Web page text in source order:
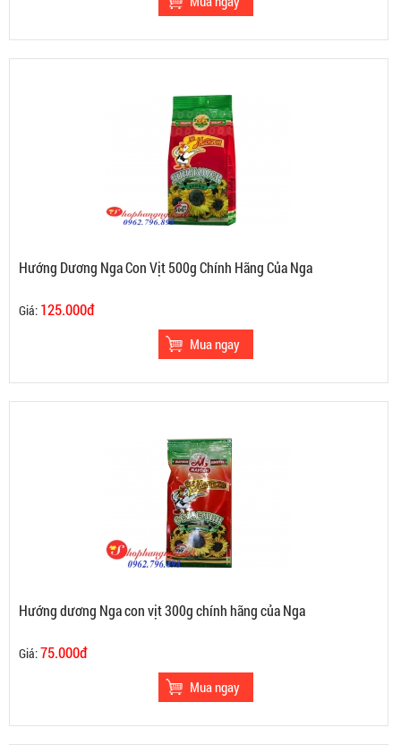
Hướng Dương Nga Con Vịt 500g Chính Hãng Của Nga
Giá: 125.000đ
Hướng dương Nga con vịt 300g chính hãng của Nga
Giá:75.000đ